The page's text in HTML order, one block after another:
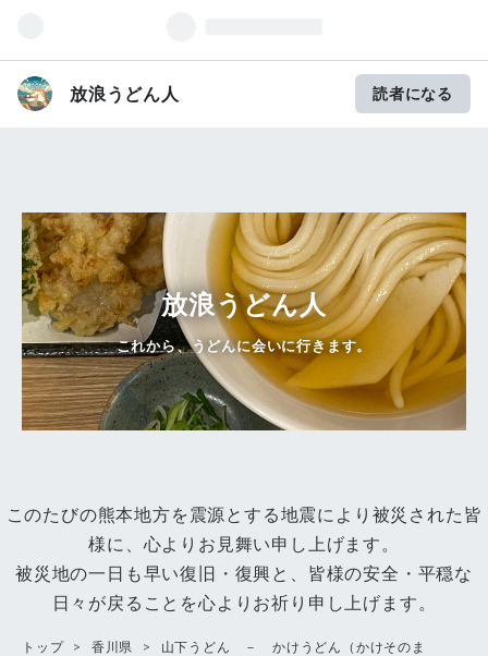
放浪うどん人 読者になる
放浪うどん人
これから、うどんに会いに行きます。
このたびの熊本地方を震源とする地震により被災された皆
様に、心よりお見舞い申し上げます。
被災地の一日も早い復旧・復興と、皆様の安全・平穏な
日々が戻ることを心よりお祈り申し上げます。
トップ > 香川県 >
山下うどん － かけうどん（かけそのま